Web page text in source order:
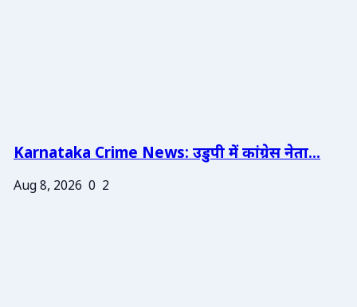
Karnataka Crime News: उडुपी में कांग्रेस नेता...
Aug 8, 2026 0 2